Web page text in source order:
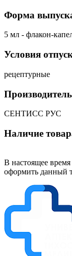
Форма
5 мл - флакон-
Условия
рецептурные
Производитель
СЕНТИСС РУС
Наличие
В настоящее
оформить данный